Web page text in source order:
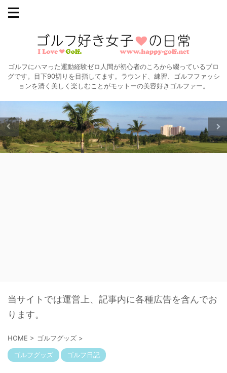
ゴルフにハマった運動経験ゼロ人間が初心者のころから綴っているブロ
グです。目下90切りを目指してます。ラウンド、練習、ゴルフファッシ
ョンを清く美しく楽しむことがモットーの美容好きゴルファー。
当サイトでは運営上、記事内に各種広告を含んでお
ります。
HOME > ゴルフグッズ >
ゴルフグッズ ゴルフ日記